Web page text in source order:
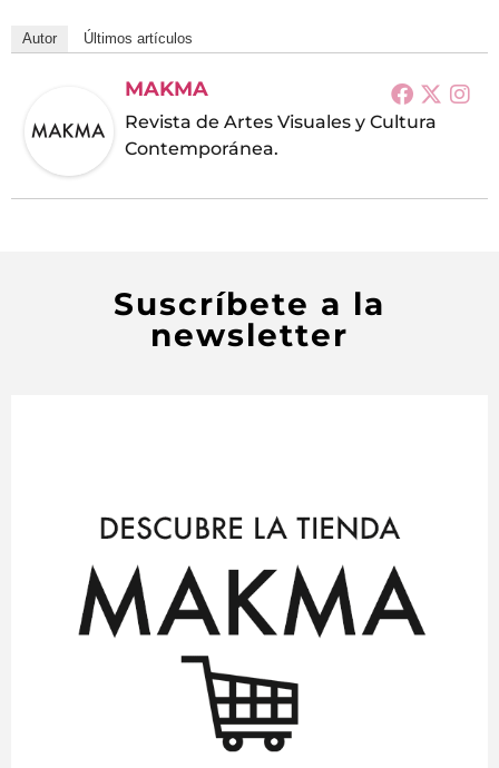
Autor Últimos artículos
MAKMA
Revista de Artes Visuales y Cultura
Contemporánea.
Suscríbete a la
newsletter